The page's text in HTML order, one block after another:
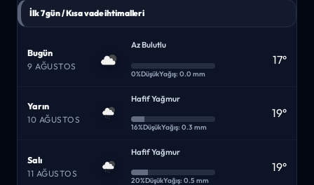
İlk 7 gün / Kısa vade ihtimalleri
Bugün
9 AĞUSTOS
Az Bulutlu
0%DüşükYağış: 0.0 mm
17°
Yarın
10 AĞUSTOS
Hafif Yağmur
16%DüşükYağış: 0.3 mm
19°
Salı
11 AĞUSTOS
Hafif Yağmur
20%DüşükYağış: 0.5 mm
19°